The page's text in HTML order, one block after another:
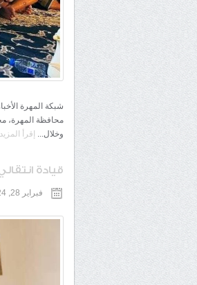
محافظة المهرة،
وخلال... إقرأ المزيد
قيادة
فبراير 28, 2024